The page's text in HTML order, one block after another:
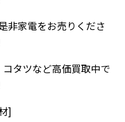
非家電をお売りくださ
タツなど高価買取中で
]